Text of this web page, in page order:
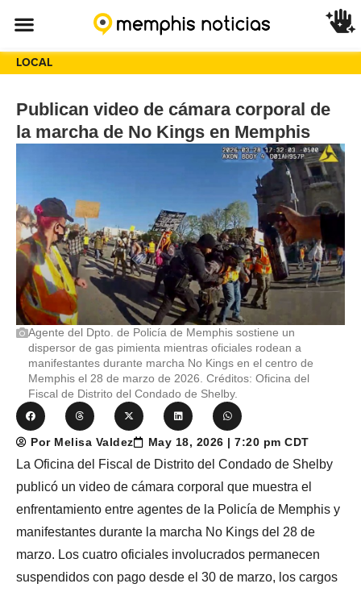
LOCAL
Publican video de cámara corporal de
la marcha de No Kings en Memphis
Agente del Dpto. de Policía de Memphis sostiene un
dispersor de gas pimienta mientras oficiales rodean a
manifestantes durante marcha No Kings en el centro de
Memphis el 28 de marzo de 2026. Créditos: Oficina del
Fiscal de Distrito del Condado de Shelby.
Por Melisa Valdez May 18, 2026 | 7:20 pm CDT
La Oficina del Fiscal de Distrito del Condado de Shelby
publicó un video de cámara corporal que muestra el
enfrentamiento entre agentes de la Policía de Memphis y
manifestantes durante la marcha No Kings del 28 de
marzo. Los cuatro oficiales involucrados permanecen
suspendidos con pago desde el 30 de marzo, los cargos